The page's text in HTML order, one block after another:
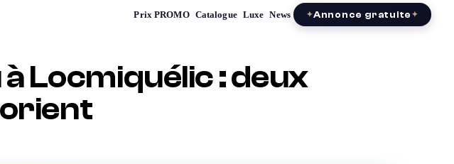
Prix PROMO Catalogue Luxe News Annonce gratuite
Locmiquélic : deux